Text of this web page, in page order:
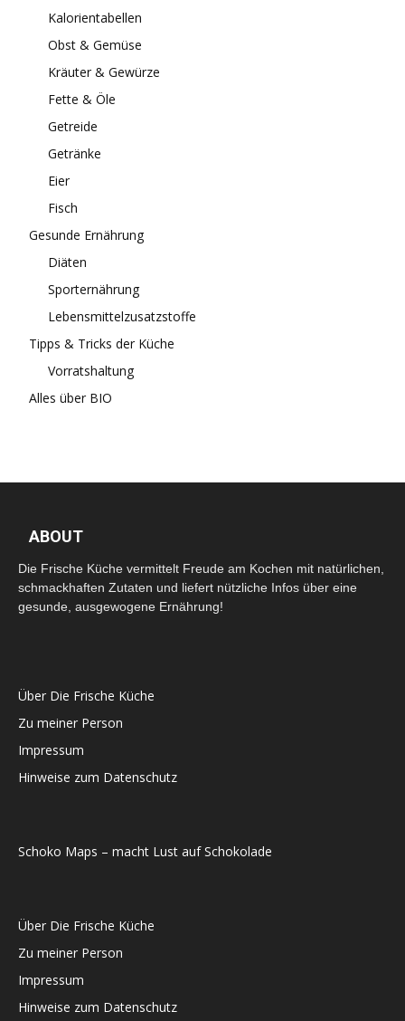
Kalorientabellen
Obst & Gemüse
Kräuter & Gewürze
Fette & Öle
Getreide
Getränke
Eier
Fisch
Gesunde Ernährung
Diäten
Sporternährung
Lebensmittelzusatzstoffe
Tipps & Tricks der Küche
Vorratshaltung
Alles über BIO
ABOUT
Die Frische Küche vermittelt Freude am Kochen mit natürlichen,
schmackhaften Zutaten und liefert nützliche Infos über eine
gesunde, ausgewogene Ernährung!
Über Die Frische Küche
Zu meiner Person
Impressum
Hinweise zum Datenschutz
Schoko Maps – macht Lust auf Schokolade
Über Die Frische Küche
Zu meiner Person
Impressum
Hinweise zum Datenschutz